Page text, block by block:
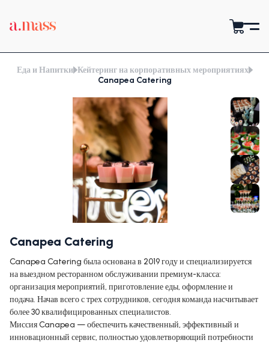
Еда и Напитки Кейтеринг на корпоративных мероприятиях
Canapea Catering
Canapea Catering
Canapea Catering была основана в 2019 году и специализируется
на выездном ресторанном обслуживании премиум-класса:
организация мероприятий, приготовление еды, оформление и
подача. Начав всего с трех сотрудников, сегодня команда насчитывает
более 30 квалифицированных специалистов.
Миссия Canapea — обеспечить качественный, эффективный и
инновационный сервис, полностью удовлетворяющий потребности